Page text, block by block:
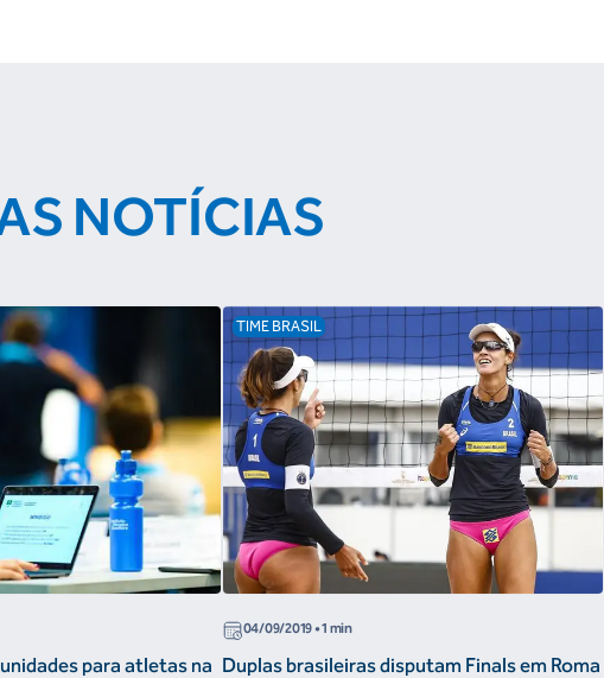
NOTÍCIAS
para atletas na
TIME BRASIL
04/09/2019• 1 min
Duplas brasileiras disputam Finals em Roma